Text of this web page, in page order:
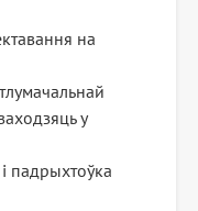
на
у
падрыхтоўка